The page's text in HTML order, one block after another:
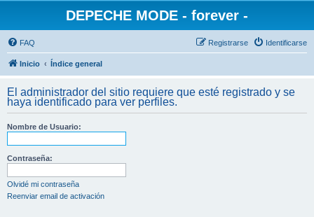
DEPECHE MODE - forever -
FAQ Identificarse
Registrarse
Inicio Índice general
El administrador del sitio requiere que esté registrado y se
haya identificado para ver perfiles.
Nombre de Usuario:
Contraseña:
Olvidé mi contraseña
Reenviar email de activación